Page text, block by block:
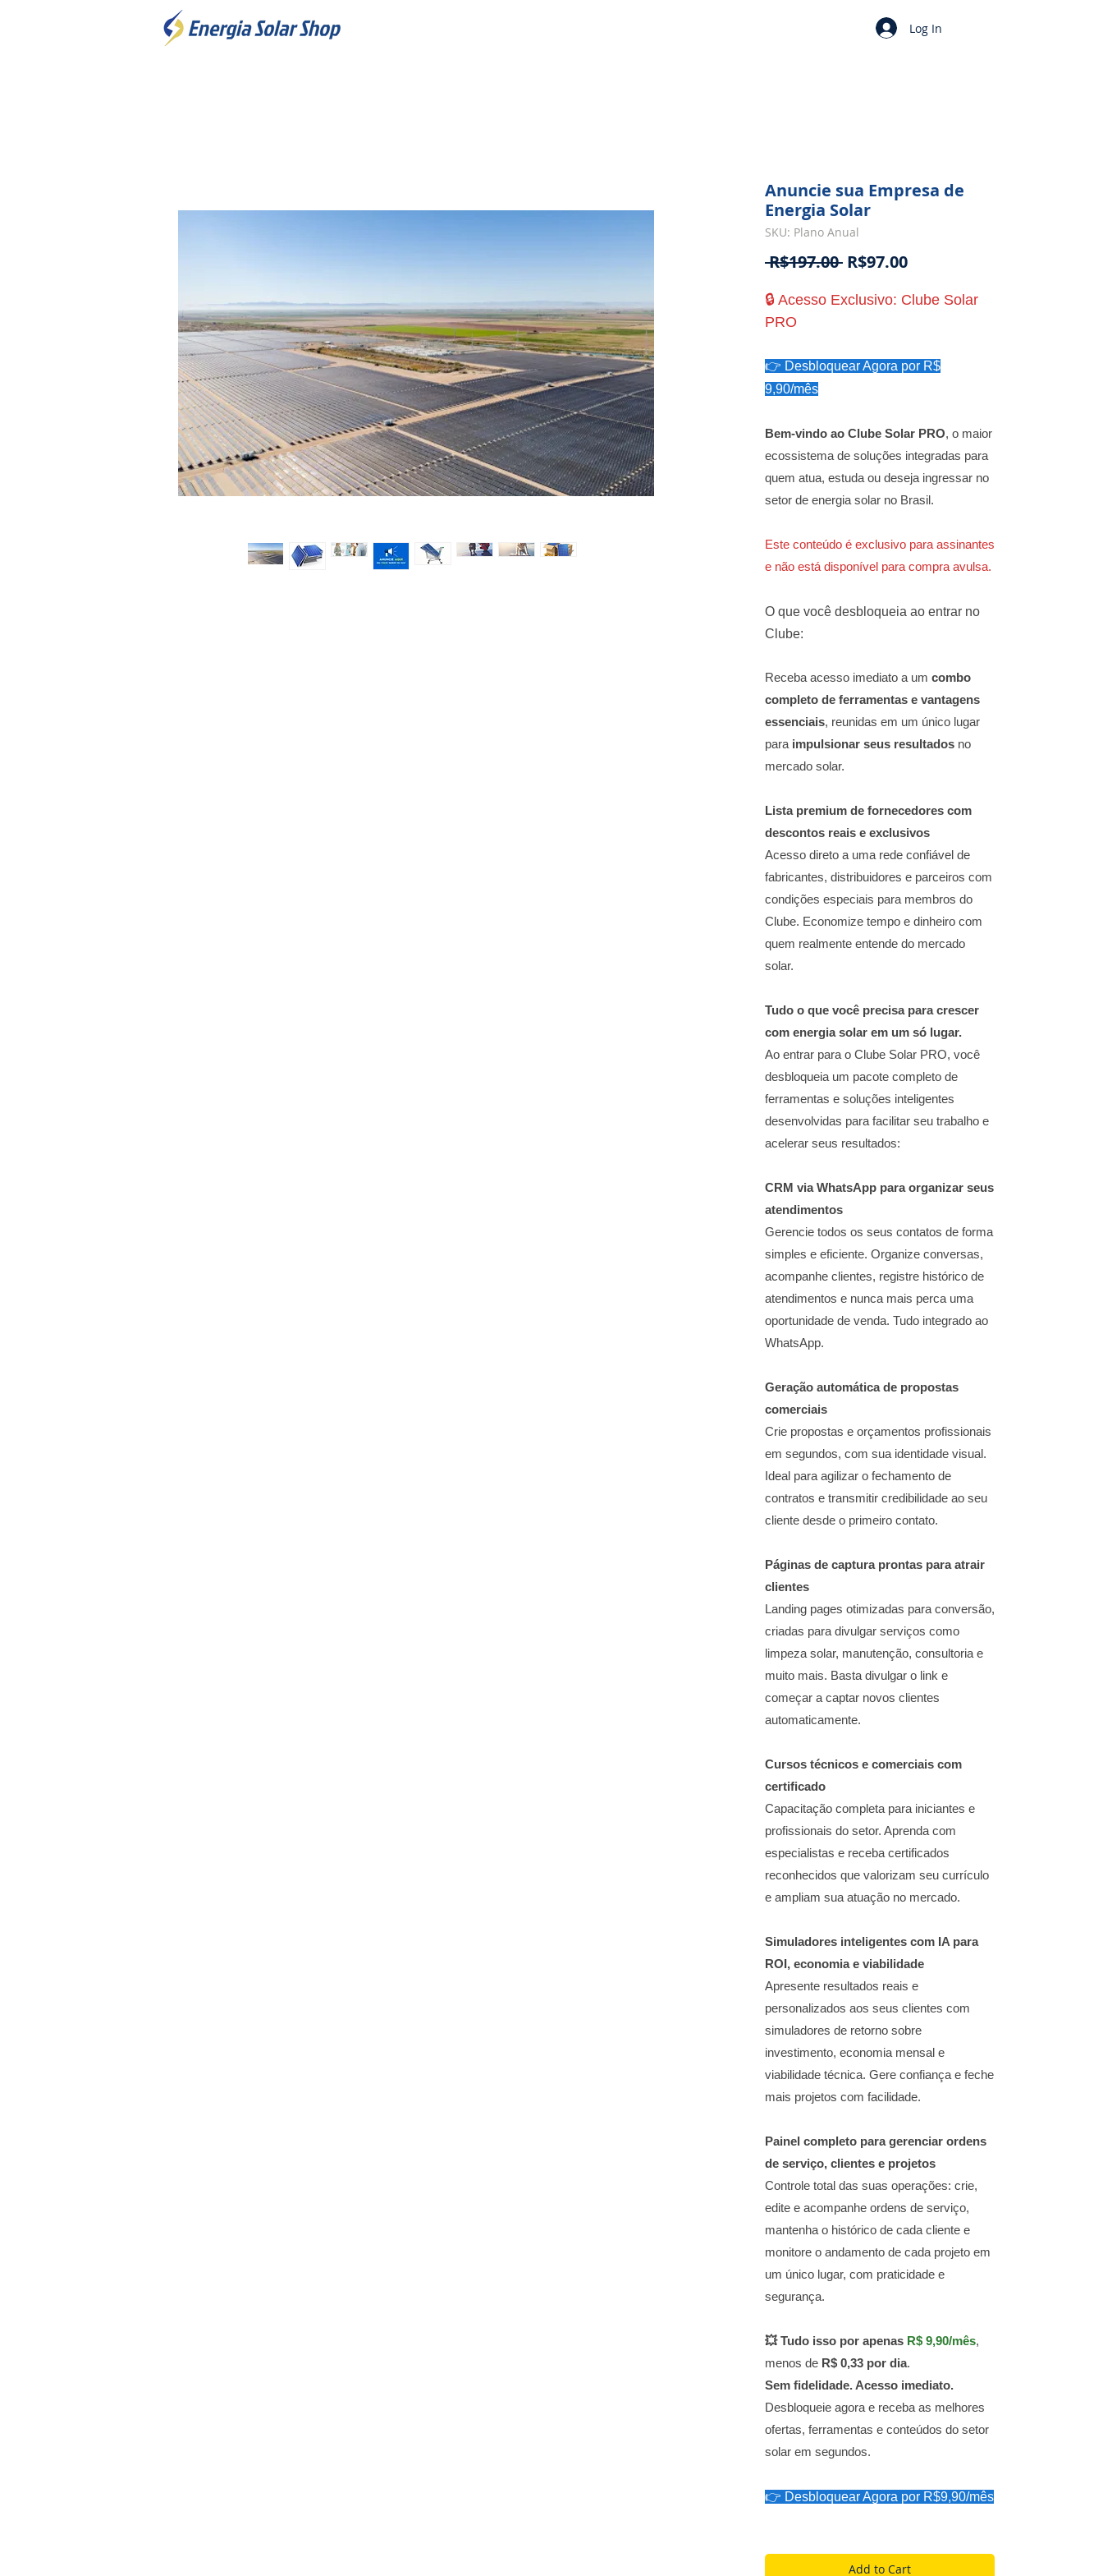
Log In
Anuncie sua Empresa de
Energia Solar
SKU: Plano Anual
R$197.00 Regular
R$97.00Sale
🔒 Acesso Exclusivo: Clube Solar
PRO
👉 Desbloquear Agora por R$
9,90/mês
Bem-vindo ao Clube Solar PRO, o maior
ecossistema de soluções integradas para
quem atua, estuda ou deseja ingressar no
setor de energia solar no Brasil.
Este conteúdo é exclusivo para assinantes
e não está disponível para compra avulsa.
O que você desbloqueia ao entrar no
Clube:
Receba acesso imediato a um combo
completo de ferramentas e vantagens
essenciais, reunidas em um único lugar
para impulsionar seus resultados no
mercado solar.
Lista premium de fornecedores com
descontos reais e exclusivos
Acesso direto a uma rede confiável de
fabricantes, distribuidores e parceiros com
condições especiais para membros do
Clube. Economize tempo e dinheiro com
quem realmente entende do mercado
solar.
Tudo o que você precisa para crescer
com energia solar em um só lugar.
Ao entrar para o Clube Solar PRO, você
desbloqueia um pacote completo de
ferramentas e soluções inteligentes
desenvolvidas para facilitar seu trabalho e
acelerar seus resultados:
CRM via WhatsApp para organizar seus
atendimentos
Gerencie todos os seus contatos de forma
simples e eficiente. Organize conversas,
acompanhe clientes, registre histórico de
atendimentos e nunca mais perca uma
oportunidade de venda. Tudo integrado ao
WhatsApp.
Geração automática de propostas
comerciais
Crie propostas e orçamentos profissionais
em segundos, com sua identidade visual.
Ideal para agilizar o fechamento de
contratos e transmitir credibilidade ao seu
cliente desde o primeiro contato.
Páginas de captura prontas para atrair
clientes
Landing pages otimizadas para conversão,
criadas para divulgar serviços como
limpeza solar, manutenção, consultoria e
muito mais. Basta divulgar o link e
começar a captar novos clientes
automaticamente.
Cursos técnicos e comerciais com
certificado
Capacitação completa para iniciantes e
profissionais do setor. Aprenda com
especialistas e receba certificados
reconhecidos que valorizam seu currículo
e ampliam sua atuação no mercado.
Simuladores inteligentes com IA para
ROI, economia e viabilidade
Apresente resultados reais e
personalizados aos seus clientes com
simuladores de retorno sobre
investimento, economia mensal e
viabilidade técnica. Gere confiança e feche
mais projetos com facilidade.
Painel completo para gerenciar ordens
de serviço, clientes e projetos
Controle total das suas operações: crie,
edite e acompanhe ordens de serviço,
mantenha o histórico de cada cliente e
monitore o andamento de cada projeto em
um único lugar, com praticidade e
segurança.
💥 Tudo isso por apenas R$ 9,90/mês,
menos de R$ 0,33 por dia.
Sem fidelidade. Acesso imediato.
Desbloqueie agora e receba as melhores
ofertas, ferramentas e conteúdos do setor
solar em segundos.
👉 Desbloquear Agora por R$9,90/mês
Add to Cart